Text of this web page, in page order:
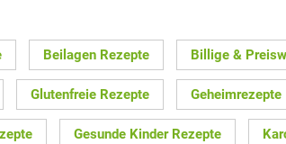
Beilagen Rezepte Billige &
Glutenfreie Rezepte Geheimrezepte
Gesunde Kinder Rezepte